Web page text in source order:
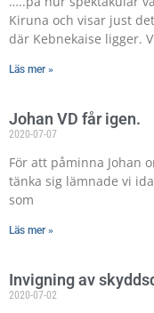
Kiruna och visar just
där Kebnekaise ligger.
Läs mer »
Johan VD får igen.
2020-07-07
För att påminna Johan
tänka sig lämnade vi
som
Läs mer »
Invigning av
2020-07-02